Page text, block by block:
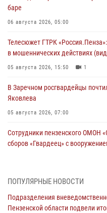
баре
06 августа 2026, 05:00
Телесюжет ГТРК
в мошеннических действиях
05 августа 2026, 15:50 1
В Заречном росгвардейцы
Яковлева
05 августа 2026, 07:00
Сотрудники пензенского ОМОН
сборов «Гвардеец» с
В Пензе сотрудники Росгвардии
05 августа 2026, 04:00
ПОПУЛЯРНЫЕ НОВОСТИ
Подразделения
Пензенской области подвели